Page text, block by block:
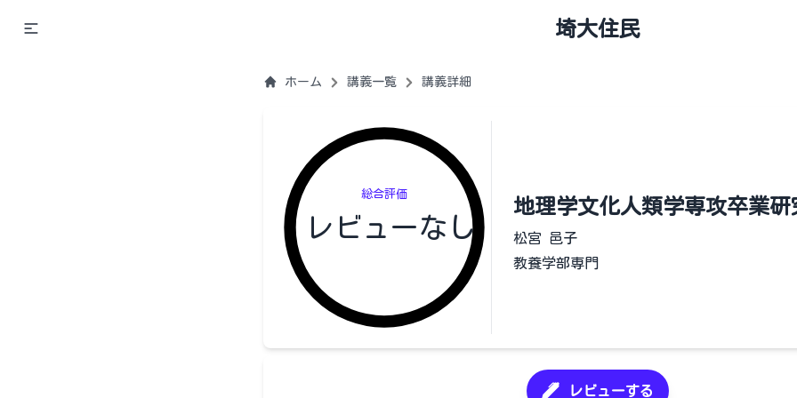
埼大住民
ホーム 講義一覧 講義詳細
総合評価
レビューなし
地理学文化人類学専攻卒業
松宮 邑子
教養学部専門
レビューする